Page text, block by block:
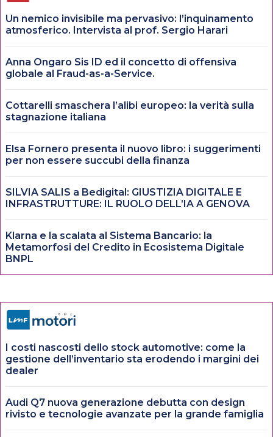
Un nemico invisibile ma pervasivo: l’inquinamento
atmosferico. Intervista al prof. Sergio Harari
Anna Ongaro Sis ID ed il concetto di offensiva
globale al Fraud-as-a-Service.
Cottarelli smaschera l’alibi europeo: la verità sulla
stagnazione italiana
Elsa Fornero presenta il nuovo libro: i suggerimenti
per non essere succubi della finanza
SILVIA SALIS a Bedigital: GIUSTIZIA DIGITALE E
INFRASTRUTTURE: IL RUOLO DELL’IA A GENOVA
Klarna e la scalata al Sistema Bancario: la
Metamorfosi del Credito in Ecosistema Digitale
BNPL
I costi nascosti dello stock automotive: come la
gestione dell’inventario sta erodendo i margini dei
dealer
Audi Q7 nuova generazione debutta con design
rivisto e tecnologie avanzate per la grande famiglia